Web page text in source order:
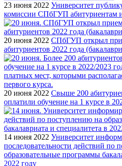
23 июня 2022 Университет
комиссии СПбГУП абитуриентам
20 июня 2022 СПбГУП открыл
абитуриентов 2022 года
20 июня 2022 Свыше 200
оплатили обучение на 1 курсе в
14 июня 2022 Университет
последовательности действий по
образовательные программы
2022 году